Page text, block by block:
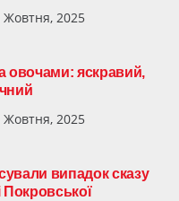
Жовтня, 2025
овочами: яскравий,
Жовтня, 2025
випадок сказу
Покровської